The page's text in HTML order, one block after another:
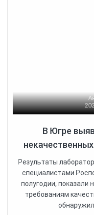
В Югре
Результаты
специалистами
полугодии, показали
требованиям